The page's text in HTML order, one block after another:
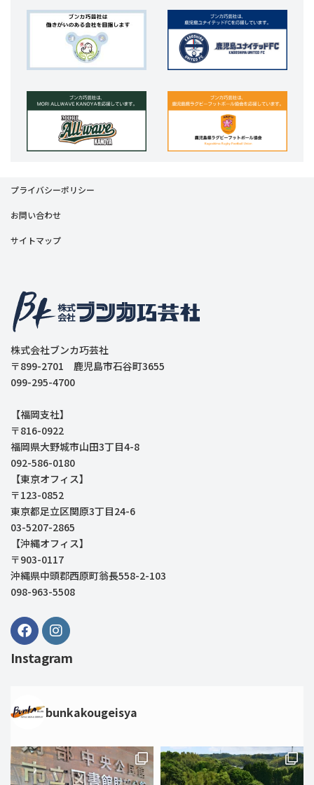
プライバシーポリシー
お問い合わせ
サイトマップ
株式会社ブンカ巧芸社
〒899-2701 鹿児島市石谷町3655
099-295-4700
【福岡支社】
〒816-0922
福岡県大野城市山田3丁目4-8
092-586-0180
【東京オフィス】
〒123-0852
東京都足立区関原3丁目24-6
03-5207-2865
【沖縄オフィス】
〒903-0117
沖縄県中頭郡西原町翁長558-2-103
098-963-5508
Instagram
bunkakougeisya